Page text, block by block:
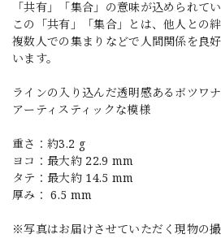
「共有」「集合」の意味が込められて
この「共有」「集合」とは、他人との
複数人での集まりなどで人間関係を良
います。
ラインの入り込んだ透明感あるボツワナ
アーティスティックな模様
重さ：約3.2 g
ヨコ：最大約 22.9 mm
タテ：最大約 14.5 mm
厚み： 6.5 mm
※写真はお届けさせていただく現物の撮